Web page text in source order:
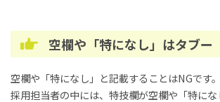
空欄や「特になし」はタブー
空欄や「特になし」と記載することはNGです。
採用担当者の中には、特技欄が空欄や「特に